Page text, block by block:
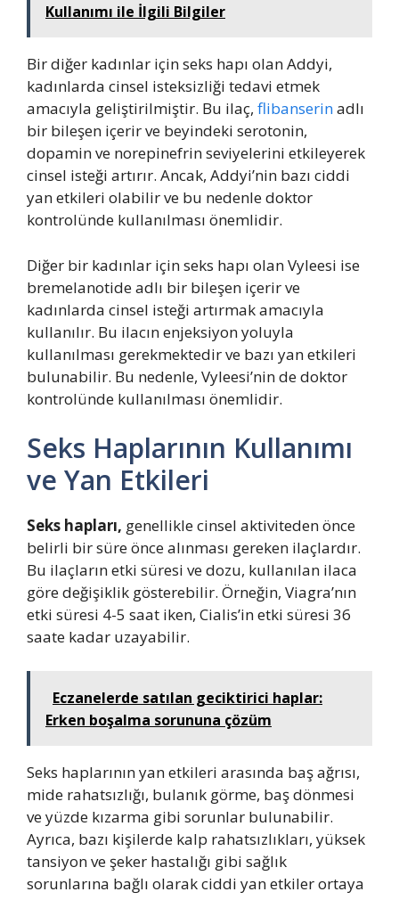
Kullanımı ile İlgili Bilgiler
Bir diğer kadınlar için seks hapı olan Addyi,
kadınlarda cinsel isteksizliği tedavi etmek
amacıyla geliştirilmiştir. Bu ilaç, flibanserinadlı
bir bileşen içerir ve beyindeki serotonin,
dopamin ve norepinefrin seviyelerini etkileyerek
cinsel isteği artırır. Ancak, Addyi’nin bazı ciddi
yan etkileri olabilir ve bu nedenle doktor
kontrolünde kullanılması önemlidir.
Diğer bir kadınlar için seks hapı olan Vyleesi ise
bremelanotide adlı bir bileşen içerir ve
kadınlarda cinsel isteği artırmak amacıyla
kullanılır. Bu ilacın enjeksiyon yoluyla
kullanılması gerekmektedir ve bazı yan etkileri
bulunabilir. Bu nedenle, Vyleesi’nin de doktor
kontrolünde kullanılması önemlidir.
Seks Haplarının Kullanımı
ve Yan Etkileri
Seks hapları, genellikle cinsel aktiviteden önce
belirli bir süre önce alınması gereken ilaçlardır.
Bu ilaçların etki süresi ve dozu, kullanılan ilaca
göre değişiklik gösterebilir. Örneğin, Viagra’nın
etki süresi 4-5 saat iken, Cialis’in etki süresi 36
saate kadar uzayabilir.
Eczanelerde satılan geciktirici haplar:
Erken boşalma sorununa çözüm
Seks haplarının yan etkileri arasında baş ağrısı,
mide rahatsızlığı, bulanık görme, baş dönmesi
ve yüzde kızarma gibi sorunlar bulunabilir.
Ayrıca, bazı kişilerde kalp rahatsızlıkları, yüksek
tansiyon ve şeker hastalığı gibi sağlık
sorunlarına bağlı olarak ciddi yan etkiler ortaya